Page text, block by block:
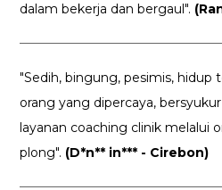
dalam bekerja dan bergaul".
"Sedih, bingung, pesimis, hidup
orang yang dipercaya,
layanan coaching clinik melalui
plong". (D*n** in*** - Cirebon)